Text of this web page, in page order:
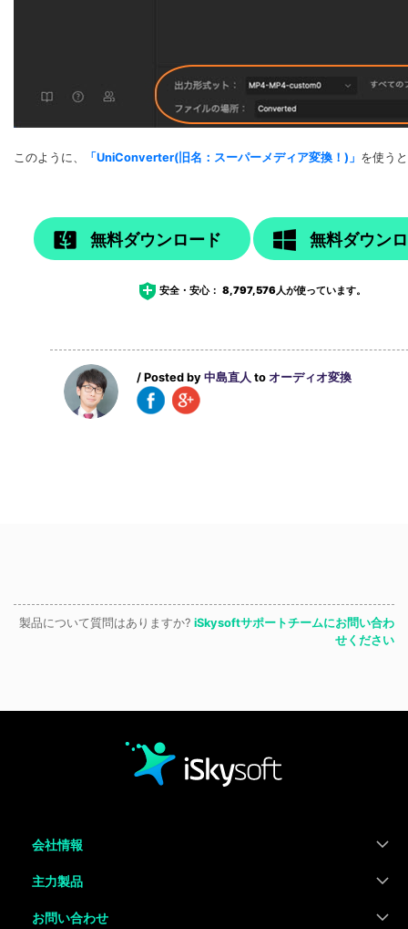
このように、 「UniConverter(旧名：スーパーメディア変換！)」 を使う
無料ダウンロード 無料ダウン
安全・安心： 8,797,576人が使っています。
/ Posted by 中島直人 to オーディオ変換
製品について質問はありますか? iSkysoftサポートチームにお問い合わ
せください
会社情報
主力製品
お問い合わせ